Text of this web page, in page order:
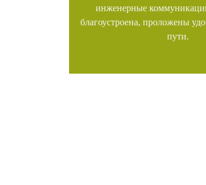
инженерные
благоустроена, проложены
пути.